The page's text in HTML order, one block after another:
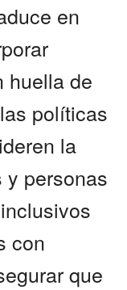
en
huella de
políticas
la
y personas
con
que